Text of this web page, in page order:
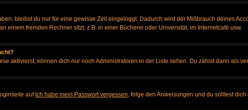
bleibst du nur für eine gewisse Zeit eingeloggt. Dadurch wird der Mißbrauch deines
einem fremden Rechner sitzt, z.B. in einer Bücherei oder Universität, im Internetcafé usw.
aktivierst, können dich nur noch Administratoren in der Liste sehen. Du zählst dann als
auf Ich habe mein Passwort vergessen, folge den Anweisungen und du solltest